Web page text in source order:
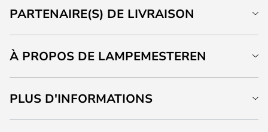
PARTENAIRE(S) DE LIVRAISON
À PROPOS DE LAMPEMESTEREN
PLUS D'INFORMATIONS